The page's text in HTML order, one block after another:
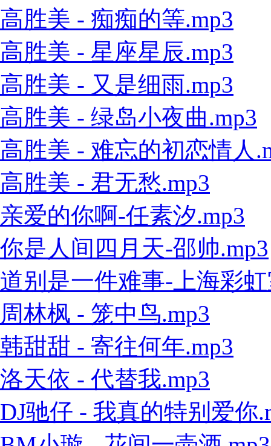
高胜美 - 痴痴的等.mp3
高胜美 - 星座星辰.mp3
高胜美 - 又是细雨.mp3
高胜美 - 绿岛小夜曲.mp3
高胜美 - 难忘的初恋情人
高胜美 - 君无愁.mp3
亲爱的你啊-任素汐.mp3
你是人间四月天-邵帅.mp3
道别是一件难事-上海彩
周林枫 - 笼中鸟.mp3
韩甜甜 - 寄往何年.mp3
洛天依 - 代替我.mp3
DJ驰仔 - 我真的特别爱你